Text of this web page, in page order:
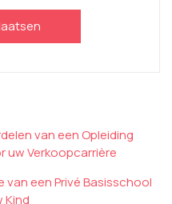
van een Opleiding
uw Verkoopcarrière
van een Privé Basisschool
Kind